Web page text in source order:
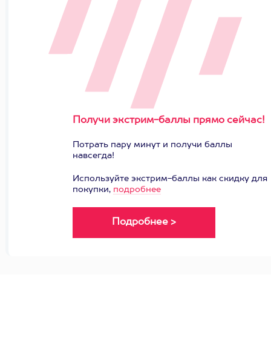
Получи экстрим-баллы прямо сейчас!
Потрать пару минут и получи баллы
навсегда!
Используйте экстрим-баллы как скидку для
покупки, подробнее